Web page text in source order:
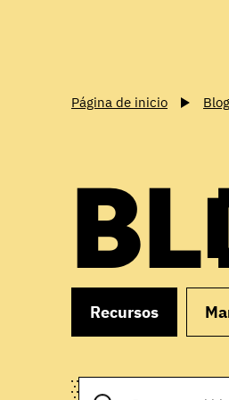
Página de inicio Blog
Recursos